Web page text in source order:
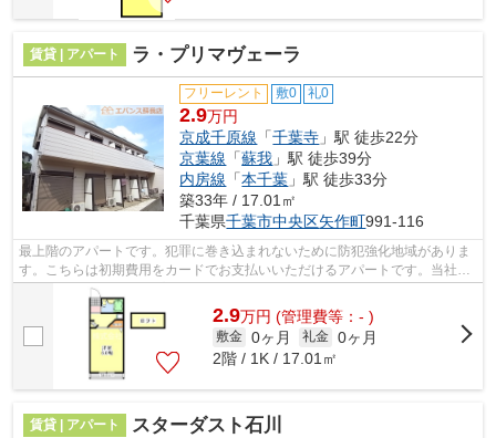
賃貸 | アパート ラ・プリマヴェーラ
フリーレント 敷0 礼0
2.9万円
京成千原線 「千葉寺 」駅 徒歩22分
京葉線 「蘇我 」駅 徒歩39分
内房線 「本千葉 」駅 徒歩33分
築33年 / 17.01㎡
千葉県千葉市中央区矢作町991-116
最上階のアパートです。犯罪に巻き込まれないために防犯強化地域がありま
す。こちらは初期費用をカードでお支払いいただけるアパートです。当社イ
チオシの物件の「ラ・プリマヴェーラ...
2.9万円 (管理費等：- )
敷金 0ヶ月 礼金 0ヶ月
2階 / 1K / 17.01㎡
賃貸 | アパート スターダスト石川